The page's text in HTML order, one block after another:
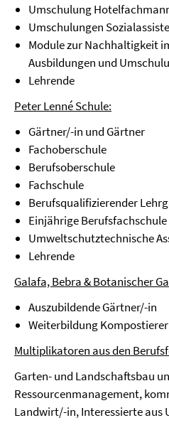
Umschulung
Umschulungen
Module zur Nachhaltigkeit
Ausbildungen und
Lehrende
Peter Lenné Schule:
Gärtner/-in und Gärtner
Fachoberschule
Berufsoberschule
Fachschule
Berufsqualifizierender
Einjährige Berufsfachschule
Umweltschutztechnische
Lehrende
Galafa, Bebra & Botanischer
Auszubildende Gärtner/-in
Weiterbildung Kompostierer
Multiplikatoren aus den
Garten- und Landschaftsbau
Ressourcenmanagement,
Landwirt/-in, Interessierte aus